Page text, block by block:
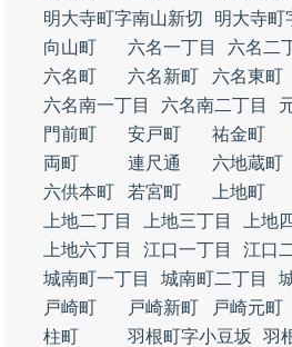
明大寺町字南山新切
明大寺町
向山町
六名一丁目 六名二
六名町
六名新町 六名東町
六名南一丁目
六名南二丁目
門前町
安戸町 祐金町
両町
連尺通 六地蔵町
六供本町
若宮町 上地町
上地二丁目
上地三丁目 上地
上地六丁目
江口一丁目 江口
城南町一丁目
城南町二丁目
戸崎町
戸崎新町 戸崎元町
柱町
羽根町字小豆坂
羽